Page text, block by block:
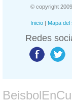
© copyright
Inicio | Mapa del
Redes